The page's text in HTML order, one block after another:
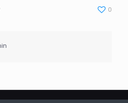
0